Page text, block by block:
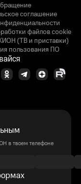
соглашение
файлов cookie
(ТВ и приставки)
пользования ПО
в твоем телефоне